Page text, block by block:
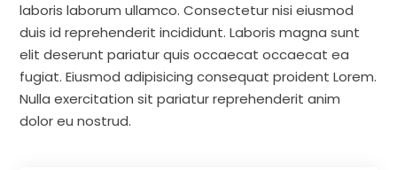
laboris laborum ullamco. Consectetur nisi eiusmod
duis id reprehenderit incididunt. Laboris magna sunt
elit deserunt pariatur quis occaecat occaecat ea
fugiat. Eiusmod adipisicing consequat proident Lorem.
Nulla exercitation sit pariatur reprehenderit anim
dolor eu nostrud.